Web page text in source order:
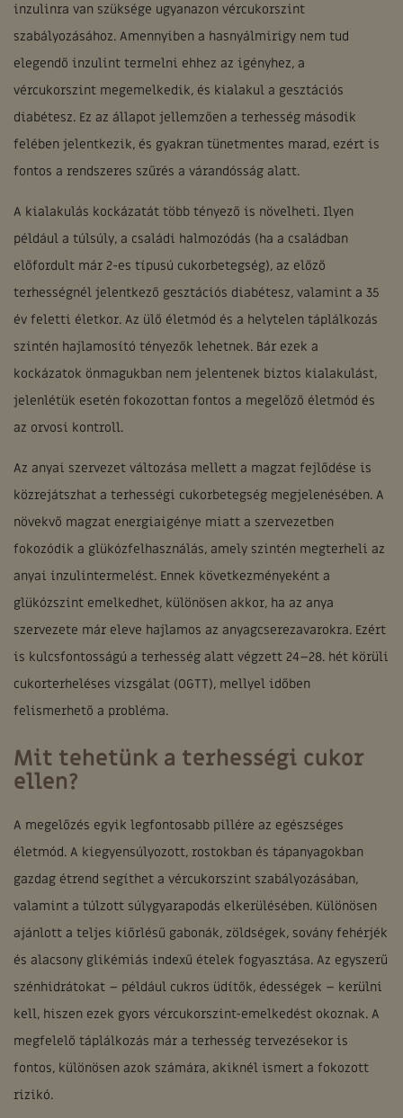
inzulinra van szüksége ugyanazon vércukorszint
szabályozásához. Amennyiben a hasnyálmirigy nem tud
elegendő inzulint termelni ehhez az igényhez, a
vércukorszint megemelkedik, és kialakul a gesztációs
diabétesz. Ez az állapot jellemzően a terhesség második
felében jelentkezik, és gyakran tünetmentes marad, ezért is
fontos a rendszeres szűrés a várandósság alatt.
A kialakulás kockázatát több tényező is növelheti. Ilyen
például a túlsúly, a családi halmozódás (ha a családban
előfordult már 2-es típusú cukorbetegség), az előző
terhességnél jelentkező gesztációs diabétesz, valamint a 35
év feletti életkor. Az ülő életmód és a helytelen táplálkozás
szintén hajlamosító tényezők lehetnek. Bár ezek a
kockázatok önmagukban nem jelentenek biztos kialakulást,
jelenlétük esetén fokozottan fontos a megelőző életmód és
az orvosi kontroll.
Az anyai szervezet változása mellett a magzat fejlődése is
közrejátszhat a terhességi cukorbetegség megjelenésében. A
növekvő magzat energiaigénye miatt a szervezetben
fokozódik a glükózfelhasználás, amely szintén megterheli az
anyai inzulintermelést. Ennek következményeként a
glükózszint emelkedhet, különösen akkor, ha az anya
szervezete már eleve hajlamos az anyagcserezavarokra. Ezért
is kulcsfontosságú a terhesség alatt végzett 24–28. hét körüli
cukorterheléses vizsgálat (OGTT), mellyel időben
felismerhető a probléma.
Mit tehetünk a terhességi cukor
ellen?
A megelőzés egyik legfontosabb pillére az egészséges
életmód. A kiegyensúlyozott, rostokban és tápanyagokban
gazdag étrend segíthet a vércukorszint szabályozásában,
valamint a túlzott súlygyarapodás elkerülésében. Különösen
ajánlott a teljes kiőrlésű gabonák, zöldségek, sovány fehérjék
és alacsony glikémiás indexű ételek fogyasztása. Az egyszerű
szénhidrátokat – például cukros üdítők, édességek – kerülni
kell, hiszen ezek gyors vércukorszint-emelkedést okoznak. A
megfelelő táplálkozás már a terhesség tervezésekor is
fontos, különösen azok számára, akiknél ismert a fokozott
rizikó.